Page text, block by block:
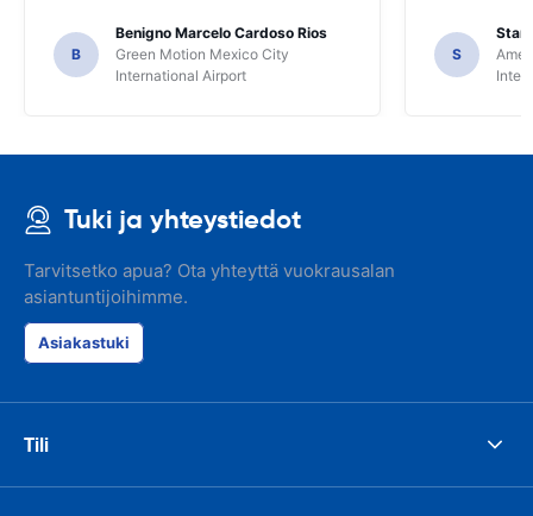
B
Benigno Marcelo Cardoso Rios
Green Motion Mexico City
International Airport
S
Tuki ja yhteystiedot
Tarvitsetko apua? Ota yhteyttä vuokrausalan
asiantuntijoihimme.
Asiakastuki
Tili